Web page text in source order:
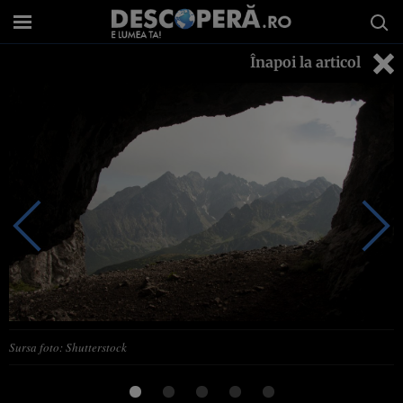
Înapoi la articol
Sursa foto: Shutterstock